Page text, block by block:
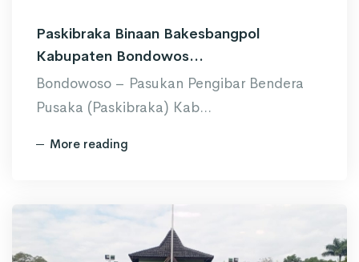
Paskibraka Binaan Bakesbangpol
Kabupaten Bondowos...
Bondowoso – Pasukan Pengibar Bendera
Pusaka (Paskibraka) Kab...
More reading